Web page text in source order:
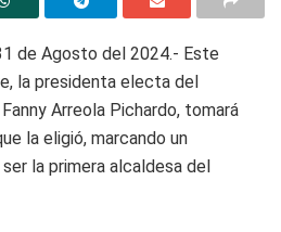
de Agosto del 2024.- Este
la presidenta electa del
Arreola Pichardo, tomará
la eligió, marcando un
la primera alcaldesa del